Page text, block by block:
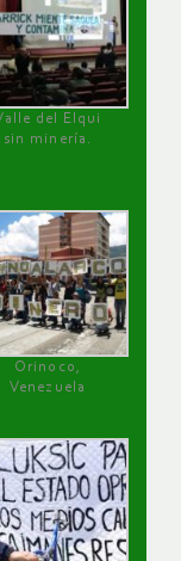
del Elqui
sin minería.
Orinoco,
Venezuela